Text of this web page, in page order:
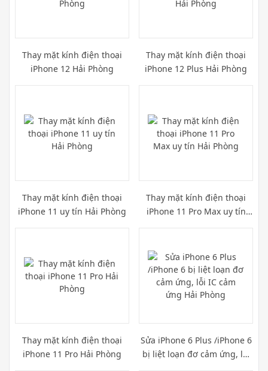
Thay mặt kính điện thoại
iPhone 12 Hải Phòng
Thay mặt kính điện thoại
iPhone 12 Plus Hải Phòng
Thay mặt kính điện thoại
iPhone 11 uy tín Hải Phòng
Thay mặt kính điện thoại
iPhone 11 Pro Max uy tín
Thay mặt kính điện thoại
iPhone 11 Pro Hải Phòng
Sửa iPhone 6 Plus /iPhone 6
bị liệt loạn đơ cảm ứng, lỗi